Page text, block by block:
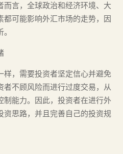
言，全球政治和经济环境、大
都可能影响外汇市场的走势，因
样，需要投资者坚定信心并避免
不顾风险而进行过度交易，从
制能力。因此，投资者在进行外
资思路，并且完善自己的投资规